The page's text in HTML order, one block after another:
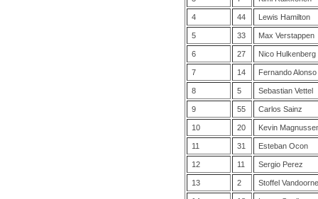
4 44 Lewis Hamilton
5 33 Max Verstappen
6 27 Nico Hulkenberg
7 14 Fernando Alonso
8 5 Sebastian Vettel
9 55 Carlos Sainz
10 20 Kevin
11 31 Esteban Ocon
12 11 Sergio Perez
13 2 Stoffel Vandoorne